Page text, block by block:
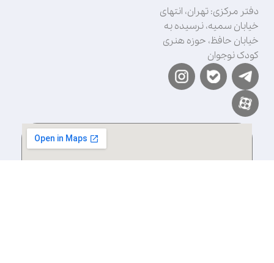
دفتر مرکزی: تهران، انتهای
خیابان سمیه، نرسیده به
خیابان حافظ، حوزه هنری
کودک نوجوان